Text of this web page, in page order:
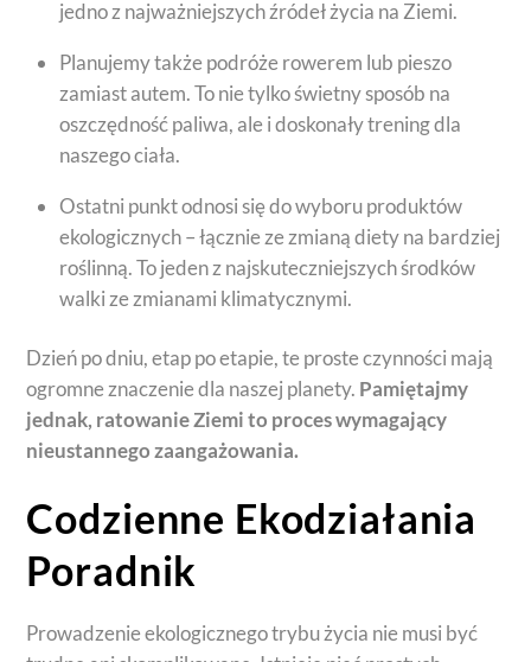
jedno z najważniejszych źródeł życia na Ziemi.
Planujemy także podróże rowerem lub pieszo
zamiast autem. To nie tylko świetny sposób na
oszczędność paliwa, ale i doskonały trening dla
naszego ciała.
Ostatni punkt odnosi się do wyboru produktów
ekologicznych – łącznie ze zmianą diety na bardziej
roślinną. To jeden z najskuteczniejszych środków
walki ze zmianami klimatycznymi.
Dzień po dniu, etap po etapie, te proste czynności mają
ogromne znaczenie dla naszej planety. Pamiętajmy
jednak, ratowanie Ziemi to proces wymagający
nieustannego zaangażowania.
Codzienne Ekodziałania
Poradnik
Prowadzenie ekologicznego trybu życia nie musi być